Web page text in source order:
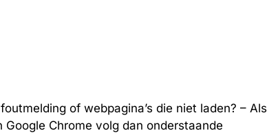
of webpagina’s die niet laden? – Als
Chrome volg dan onderstaande